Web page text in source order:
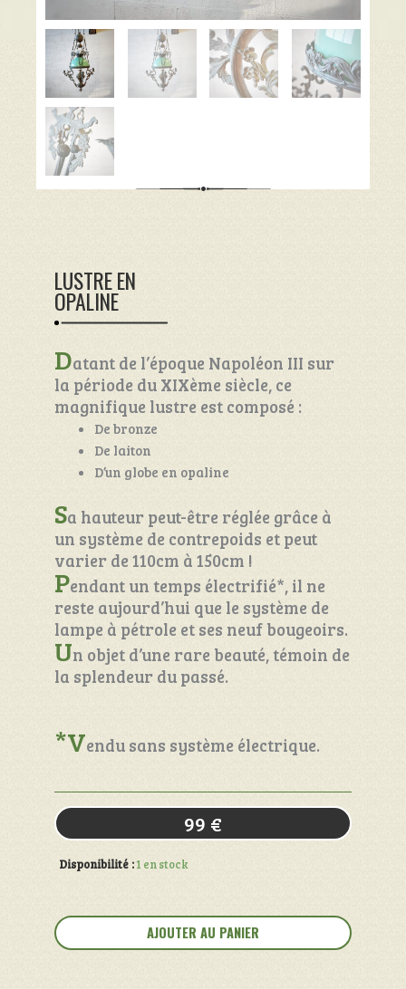
Datant de l’époque Napoléon III sur
la période du XIXème siècle, ce
magnifique lustre est composé :
De bronze
De laiton
D’un globe en opaline
Sa hauteur peut-être réglée grâce à
un système de contrepoids et peut
varier de 110cm à 150cm !
Pendant un temps électrifié*, il ne
reste aujourd’hui que le système de
lampe à pétrole et ses neuf bougeoirs.
Un objet d’une rare beauté, témoin de
la splendeur du passé.
*Vendu sans système électrique.
LUSTRE EN
OPALINE
99 €
Disponibilité :1 en stock
de
Lustre
AJOUTER AU PANIER